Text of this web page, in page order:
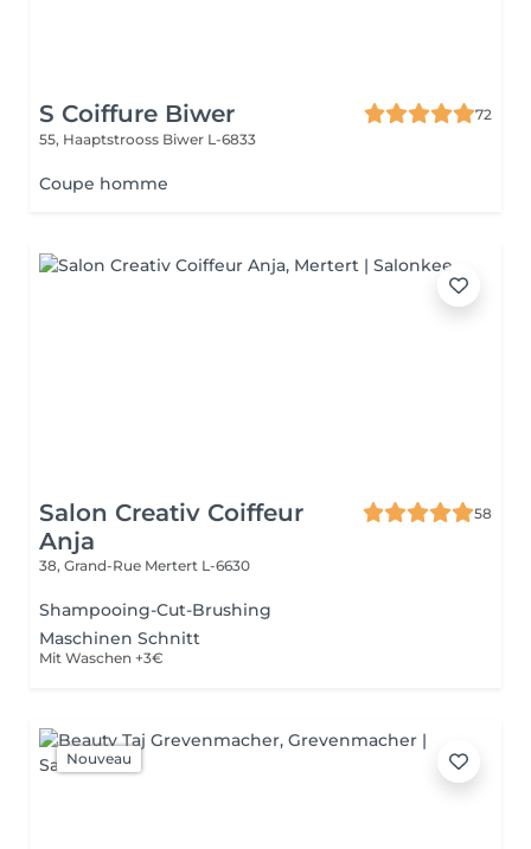
S Coiffure Biwer
72
55, Haaptstrooss Biwer L-6833
Coupe homme
Salon Creativ Coiffeur
Anja
58
38, Grand-Rue Mertert L-6630
Shampooing-Cut-Brushing
Maschinen Schnitt
Mit Waschen +3€
Nouveau